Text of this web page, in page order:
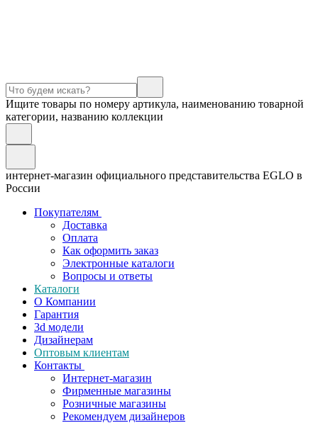
Ищите товары по номеру артикула, наименованию товарной
категории, названию коллекции
интернет-магазин официального представительства EGLO в
России
Покупателям
Доставка
Оплата
Как оформить заказ
Электронные каталоги
Вопросы и ответы
Каталоги
О Компании
Гарантия
3d модели
Дизайнерам
Оптовым клиентам
Контакты
Интернет-магазин
Фирменные магазины
Розничные магазины
Рекомендуем дизайнеров